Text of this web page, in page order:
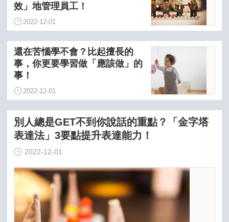
效」地管理員工！
2022-12-01
還在苦惱學不會？比起擅長的
事，你更要學習做「應該做」的
事！
2022-12-01
別人總是GET不到你說話的重點？「金字塔
表達法」3要點提升表達能力！
2022-12-01